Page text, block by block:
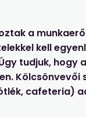
a
kell
tudjuk, hogy
cafeteria)